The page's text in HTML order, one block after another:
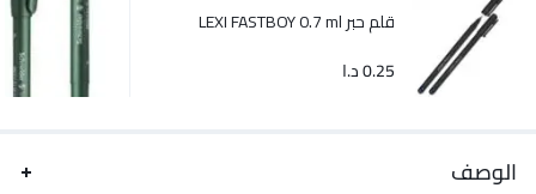
قلم حبر LEXI FASTBOY 0.7 ml
0.25د.ا
الوصف